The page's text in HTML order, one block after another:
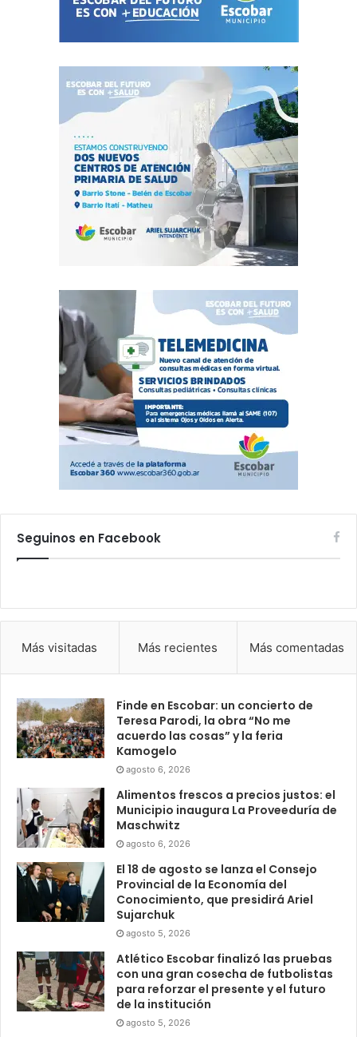
Seguinos en Facebook
Más visitadas Más recientes Más comentadas
Finde en Escobar: un concierto de
Teresa Parodi, la obra “No me
acuerdo las cosas” y la feria
Kamogelo
agosto 6, 2026
Alimentos frescos a precios justos: el
Municipio inaugura La Proveeduría de
Maschwitz
agosto 6, 2026
El 18 de agosto se lanza el Consejo
Provincial de la Economía del
Conocimiento, que presidirá Ariel
Sujarchuk
agosto 5, 2026
Atlético Escobar finalizó las pruebas
con una gran cosecha de futbolistas
para reforzar el presente y el futuro
de la institución
agosto 5, 2026